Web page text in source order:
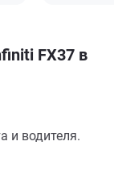
FX37 в
и водителя.